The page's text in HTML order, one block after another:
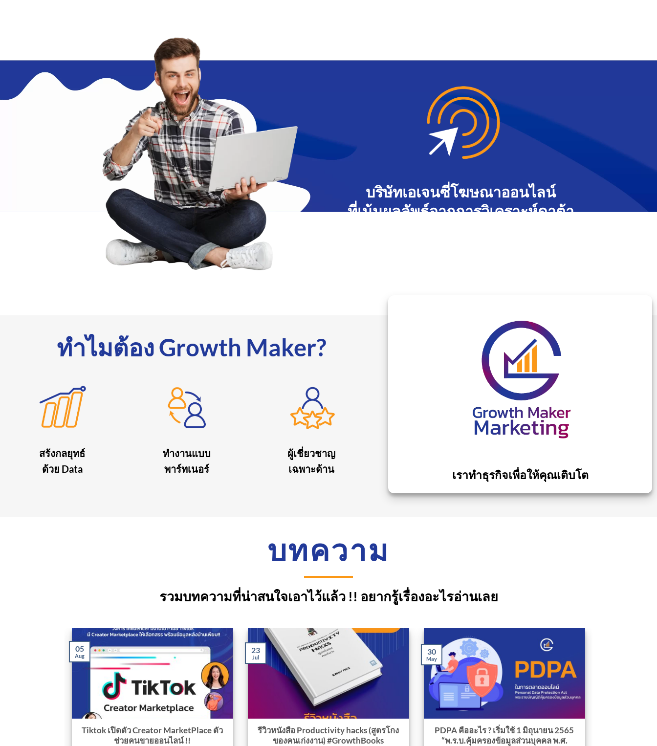
บริษัทเอเจนซี่โฆษณาออนไลน์
ที่เน้นผลลัพธ์จากการวิเคราะห์ดาต้า
ทำไมต้อง Growth Maker?
สร้งกลยุทธ์
ด้วย Data
ทำงานแบบ
พาร์ทเนอร์
ผู้เชี่ยวชาญ
เฉพาะด้าน
เราทำธุรกิจเพื่อให้คุณเติบโต
บทความ
รวมบทความที่น่าสนใจเอาไว้แล้ว !! อยากรู้เรื่องอะไรอ่านเลย
Tiktok เปิดตัว Creator MarketPlace ตัว
ช่วยคนขายออนไลน์ !!
05
Aug
รีวิวหนังสือ Productivity hacks (สูตรโกง
ของคนเก่งงาน) #GrowthBooks
23
Jul
PDPA คืออะไร ? เริ่มใช้ 1 มิถุนายน 2565
“พ.ร.บ.คุ้มครองข้อมูลส่วนบุคคล พ.ศ.
30
May